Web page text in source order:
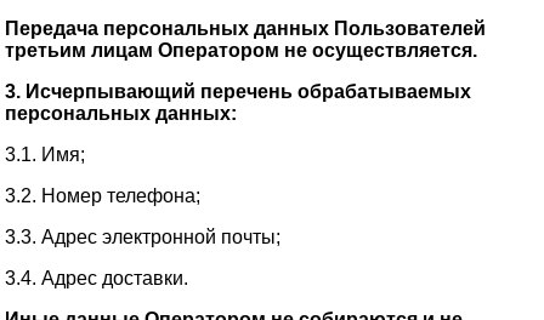
Передача персональных данных Пользователей
третьим лицам Оператором не осуществляется.
3. Исчерпывающий перечень обрабатываемых
персональных данных:
3.1. Имя;
3.2. Номер телефона;
3.3. Адрес электронной почты;
3.4. Адрес доставки.